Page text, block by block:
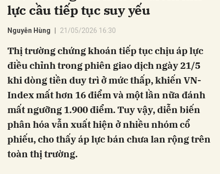
lực cầu tiếp tục suy yếu
Nguyễn Hùng 21/05/2026 16:30
Thị trường chứng khoán tiếp tục chịu áp lực
điều chỉnh trong phiên giao dịch ngày 21/5
khi dòng tiền duy trì ở mức thấp, khiến VN-
Index mất hơn 16 điểm và một lần nữa đánh
mất ngưỡng 1.900 điểm. Tuy vậy, diễn biến
phân hóa vẫn xuất hiện ở nhiều nhóm cổ
phiếu, cho thấy áp lực bán chưa lan rộng trên
toàn thị trường.
Hủy